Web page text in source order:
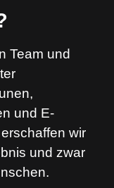
Team und
und E-
wir
und zwar